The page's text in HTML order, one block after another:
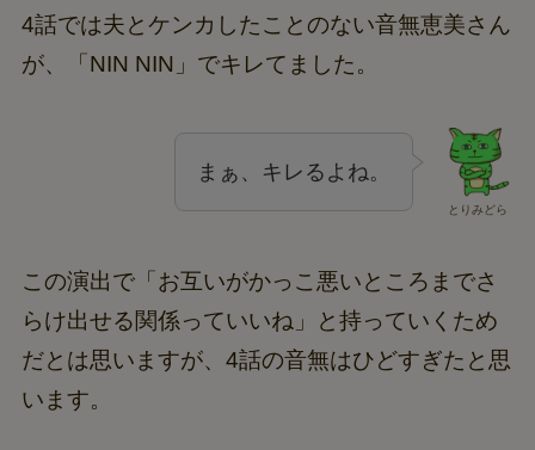
4話では夫とケンカしたことのない音無恵美さん
が、「NIN NIN」でキレてました。
とりみどら
まぁ、キレるよね。
この演出で「お互いがかっこ悪いところまでさ
らけ出せる関係っていいね」と持っていくため
だとは思いますが、4話の音無はひどすぎたと思
います。